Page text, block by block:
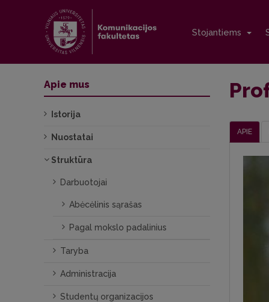
Stojantiems
APIE
Apie mus
Istorija
Nuostatai
Struktūra
Darbuotojai
Abėcėlinis sąrašas
Pagal mokslo padalinius
Taryba
Administracija
Studentų organizacijos